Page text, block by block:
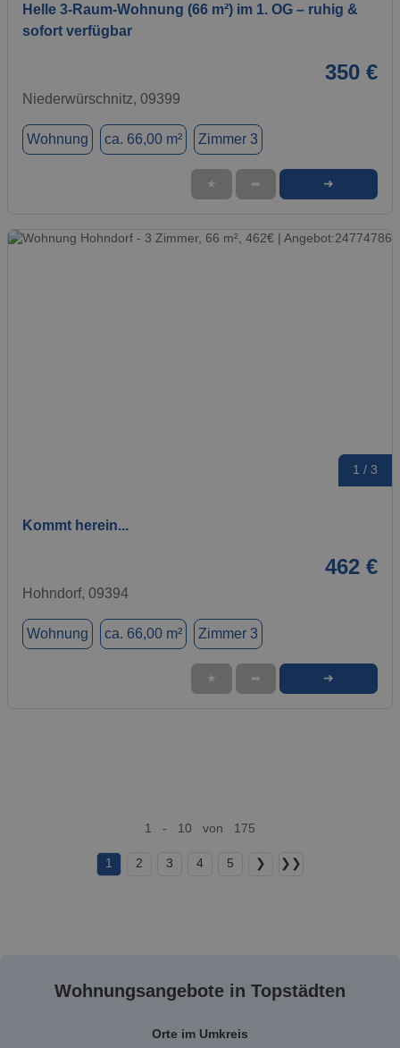
Helle 3-Raum-Wohnung (66 m²) im 1. OG – ruhig &
sofort verfügbar
350 €
Niederwürschnitz, 09399
Wohnung ca. 66,00 m² Zimmer 3
★ ➦ ➜
1 / 3
Kommt herein...
462 €
Hohndorf, 09394
Wohnung ca. 66,00 m² Zimmer 3
★ ➦ ➜
1 - 10 von 175
1 2 3 4 5 ❯ ❯❯
Wohnungsangebote in Topstädten
Orte im Umkreis